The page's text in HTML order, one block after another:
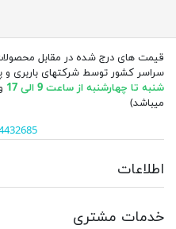
قیمت های درج شده در مقابل
سراسر کشور توسط شرکتهای باربری و
شنبه تا چهارشنبه از ساعت 9 الی 17
میباشد)
اطلاعات
خدمات مشتری